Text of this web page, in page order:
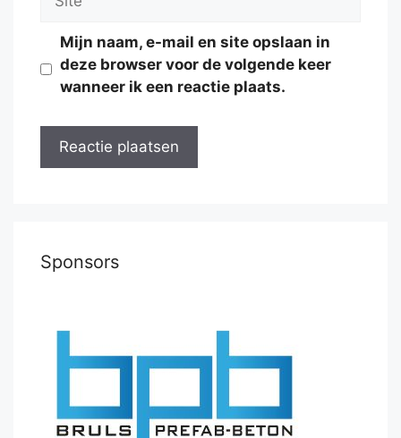
Mijn naam, e-mail en site opslaan in
deze browser voor de volgende keer
wanneer ik een reactie plaats.
Sponsors